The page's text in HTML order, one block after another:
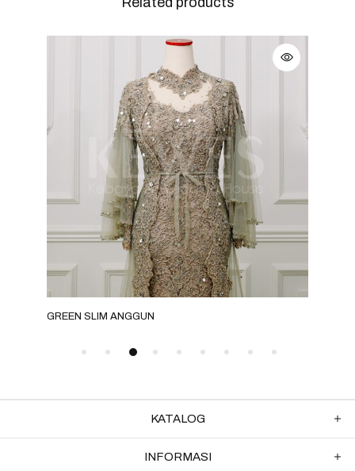
GREEN SLIM ANGGUN
KATALOG
INFORMASI